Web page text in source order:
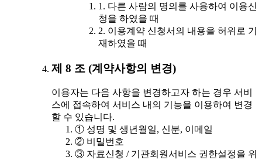
1. 다른 사람의 명의를 사용하여 이용신
청을 하였을 때
2. 이용계약 신청서의 내용을 허위로 기
재하였을 때
제 8 조 (계약사항의 변경)
이용자는 다음 사항을 변경하고자 하는 경우 서비
스에 접속하여 서비스 내의 기능을 이용하여 변경
할 수 있습니다.
① 성명 및 생년월일, 신분, 이메일
② 비밀번호
③ 자료신청 / 기관회원서비스 권한설정을 위